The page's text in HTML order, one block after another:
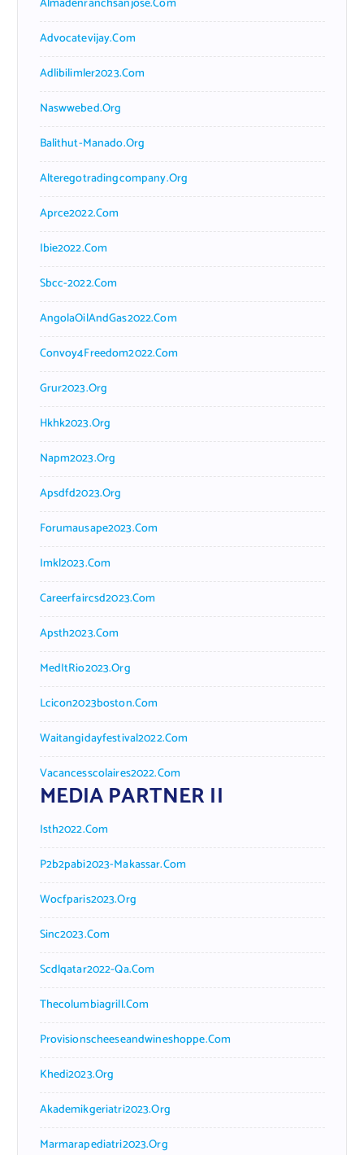
Advocatevijay.com
Adlibilimler2023.com
Naswwebed.org
Balithut-Manado.org
Alteregotradingcompany.org
Aprce2022.com
Ibie2022.com
Sbcc-2022.com
AngolaOilAndGas2022.com
Convoy4Freedom2022.com
Grur2023.org
Hkhk2023.org
Napm2023.org
Apsdfd2023.org
Forumausape2023.com
Imkl2023.com
Careerfaircsd2023.com
Apsth2023.com
MedItRio2023.org
Lcicon2023boston.com
Waitangidayfestival2022.com
Vacancesscolaires2022.com
MEDIA PARTNER II
Isth2022.com
P2b2pabi2023-Makassar.com
Wocfparis2023.org
Sinc2023.com
Scdlqatar2022-Qa.com
Thecolumbiagrill.com
Provisionscheeseandwineshoppe.com
Khedi2023.org
Akademikgeriatri2023.org
Marmarapediatri2023.org